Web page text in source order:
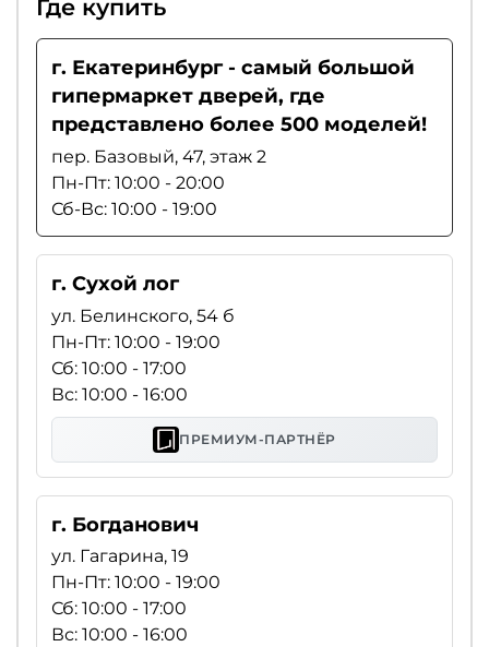
Где купить
г. Екатеринбург - самый большой
гипермаркет дверей, где
представлено более 500 моделей!
пер. Базовый, 47, этаж 2
Пн-Пт: 10:00 - 20:00
Сб-Вс: 10:00 - 19:00
г. Сухой лог
ул. Белинского, 54 б
Пн-Пт: 10:00 - 19:00
Сб: 10:00 - 17:00
Вс: 10:00 - 16:00
ПРЕМИУМ-ПАРТНЁР
г. Богданович
ул. Гагарина, 19
Пн-Пт: 10:00 - 19:00
Сб: 10:00 - 17:00
Вс: 10:00 - 16:00